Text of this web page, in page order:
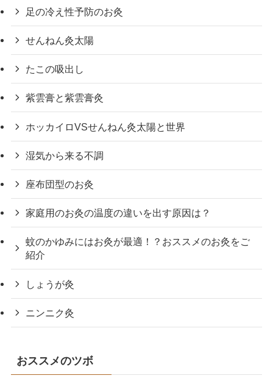
足の冷え性予防のお灸
せんねん灸太陽
たこの吸出し
紫雲膏と紫雲膏灸
ホッカイロVSせんねん灸太陽と世界
湿気から来る不調
座布団型のお灸
家庭用のお灸の温度の違いを出す原因は？
蚊のかゆみにはお灸が最適！？おススメのお灸をご
紹介
しょうが灸
ニンニク灸
おススメのツボ